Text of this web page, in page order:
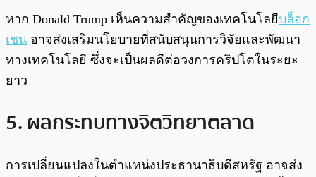
หาก Donald Trump เห็นความสำคัญของเทคโนโลยีบล็อก
เชน อาจส่งเสริมนโยบายที่สนับสนุนการวิจัยและพัฒนา
ทางเทคโนโลยี ซึ่งจะเป็นผลดีต่อวงการคริปโตในระยะ
ยาว
5. ผลกระทบทางจิตวิทยาตลาด
การเปลี่ยนแปลงในตำแหน่งประธานาธิบดีสหรัฐ อาจส่ง